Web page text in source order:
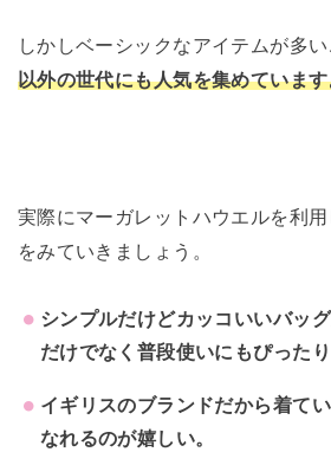
しかしベーシックなアイテムが多
以外の世代にも人気を集めていま
実際にマーガレットハウエルを利
をみていきましょう。
シンプルだけどカッコいいバッ
だけでなく普段使いにもぴったり
イギリスのブランドだから着て
なれるのが嬉しい。